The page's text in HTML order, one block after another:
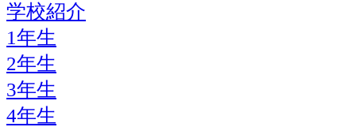
学校紹介
1年生
2年生
3年生
4年生